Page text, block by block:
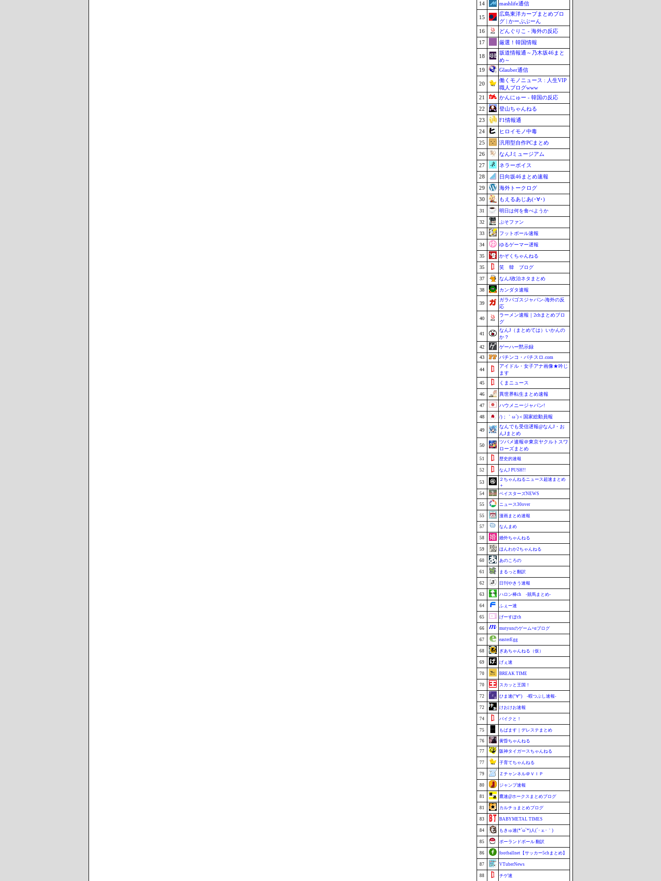
14
mashlife通信
15
広島東洋カープまとめブロ
グ | かーぷぶーん
16
どんぐりこ - 海外の反応
17
厳選！韓国情報
18
坂道情報通～乃木坂46まと
め～
19
Glauber通信
20
働くモノニュース : 人生VIP
職人ブログwww
21
かんにゅー - 韓国の反応
22
登山ちゃんねる
23
F1情報通
24
ヒロイモノ中毒
25
汎用型自作PCまとめ
26
なんJミュージアム
27
ネラーボイス
28
日向坂46まとめ速報
29
海外トークログ
30
もえるあじあ(･∀･)
31 明日は何を食べようか
32 ぷそファン
33 フットボール速報
34 ゆるゲーマー遅報
35 かぞくちゃんねる
35 笑 韓 ブログ
37 なんJ政治ネタまとめ
38 カンダタ速報
39
ガラパゴスジャパン-海外の反
応
40
ラーメン速報｜2chまとめブロ
グ
41
なんJ（まとめては）いかんの
か？
42
ゲーハー黙示録
43
パチンコ・パチスロ.com
44
アイドル・女子アナ画像★吟じ
ます
45
くまニュース
46 異世界転生まとめ速報
47 ハウメニージャパン!
48 /)；｀ω´)＜国家総動員報
49
なんでも受信遅報@なんJ・お
んJまとめ
50
ツバメ速報＠東京ヤクルトスワ
ローズまとめ
51 歴史的速報
52 なんJ PUSH!!
53
２ちゃんねるニュース超速まとめ
＋
54
ベイスターズNEWS
55 ニュース30over
55 漫画まとめ速報
57 なんまめ
58 婚外ちゃんねる
59 ほんわか2ちゃんねる
60 あのころの
61 まるっと翻訳
62 日刊やきう速報
63 ハロン棒ch -競馬まとめ-
64 ふぇー速
65 げーすぽch
66 mutyunのゲーム+αブログ
67 easterEgg
68 ぎあちゃんねる（仮）
69 げぇ速
70 BREAK TIME
70 スカッと王国！
72 ひま速(°∀°) -暇つぶし速報-
72 けおけお速報
74 バイクと！
75 もばます｜デレステまとめ
76 黄昏ちゃんねる
77 阪神タイガースちゃんねる
77 子育てちゃんねる
79 Ｚチャンネル＠ＶＩＰ
80 ジャンプ速報
81 鷹速@ホークスまとめブログ
81 カルチョまとめブログ
83 BABYMETAL TIMES
84 もきゅ速(*´ω`*)人(´･ェ･｀)
85 ポーランドボール 翻訳
86 footballnet【サッカー5chまとめ】
87 VTuberNews
88 チゲ速